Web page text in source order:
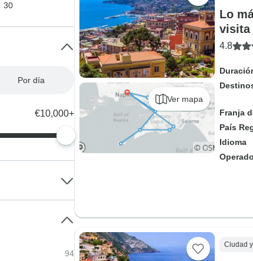
Ver mapa
Lo
visita
4.8
Franja
País
Idioma
Ciudad
30
Por día
€10,000+
94